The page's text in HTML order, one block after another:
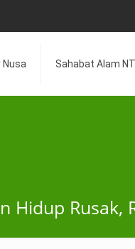
Nusa Sahabat Alam
Rusak,